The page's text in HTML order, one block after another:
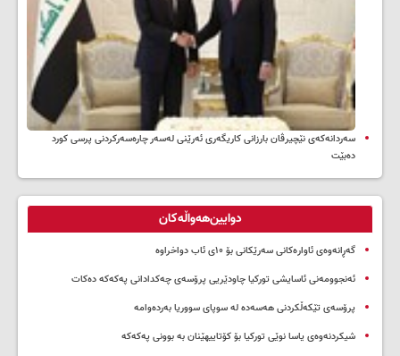
سه‌ردانه‌کەی نێچیرڤان بارزانی كاریگه‌ری ئه‌رێنی له‌سه‌ر چاره‌سه‌ركردنی پرسی كورد
ده‌بێت
دوایین‌هەواڵەکان
گەڕانەوەی ئاوارەکانی سەرێکانی بۆ ۱۰ی ئاب دواخراوە
ئەنجوومەنی ئاسایشی تورکیا چاودێریی پرۆسەی چەکدادانی پەکەکە دەکات
پرۆسەی تێکەڵکردنی هەسەدە لە سوپای سووریا بەردەوامە
شیکردنەوەی یاسا نوێی تورکیا بۆ کۆتاییهێنان بە بوونی پەکەکە